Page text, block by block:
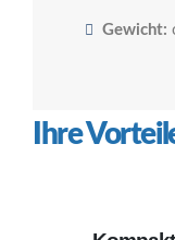
Gewicht:
Ihre